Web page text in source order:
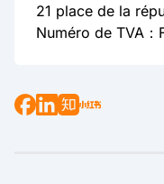
21 place de la
Numéro de TVA